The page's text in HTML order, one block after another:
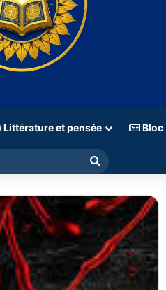
Littérature et pensée Bloc